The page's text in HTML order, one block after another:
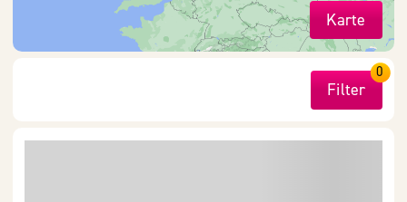
Karte
Filter
0